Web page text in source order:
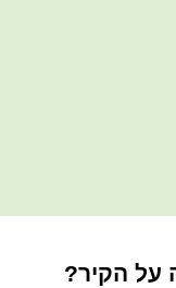
על הקיר?